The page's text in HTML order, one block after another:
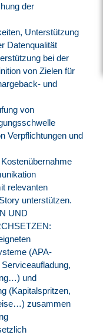
der
Unterstützung
Datenqualität
bei der
von Zielen für
und
von
Verpflichtungen und
relevanten
unterstützen.
UND
(APA-
und
(Kapitalspritzen,
zusammen